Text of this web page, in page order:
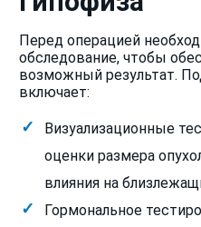
Перед операцией
обследование, чтобы
возможный результат.
включает:
Визуализационные
оценки размера
влияния на
Гормональное